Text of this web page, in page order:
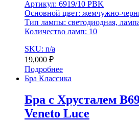
Артикул: 6919/10 PBK
Основной цвет: жемчужно-
Тип лампы: светодиодная,
Количество ламп: 10
SKU: n/a
19,000 ₽
Подробнее
Бра Классика
Бра с Хрусталем
Veneto Luce